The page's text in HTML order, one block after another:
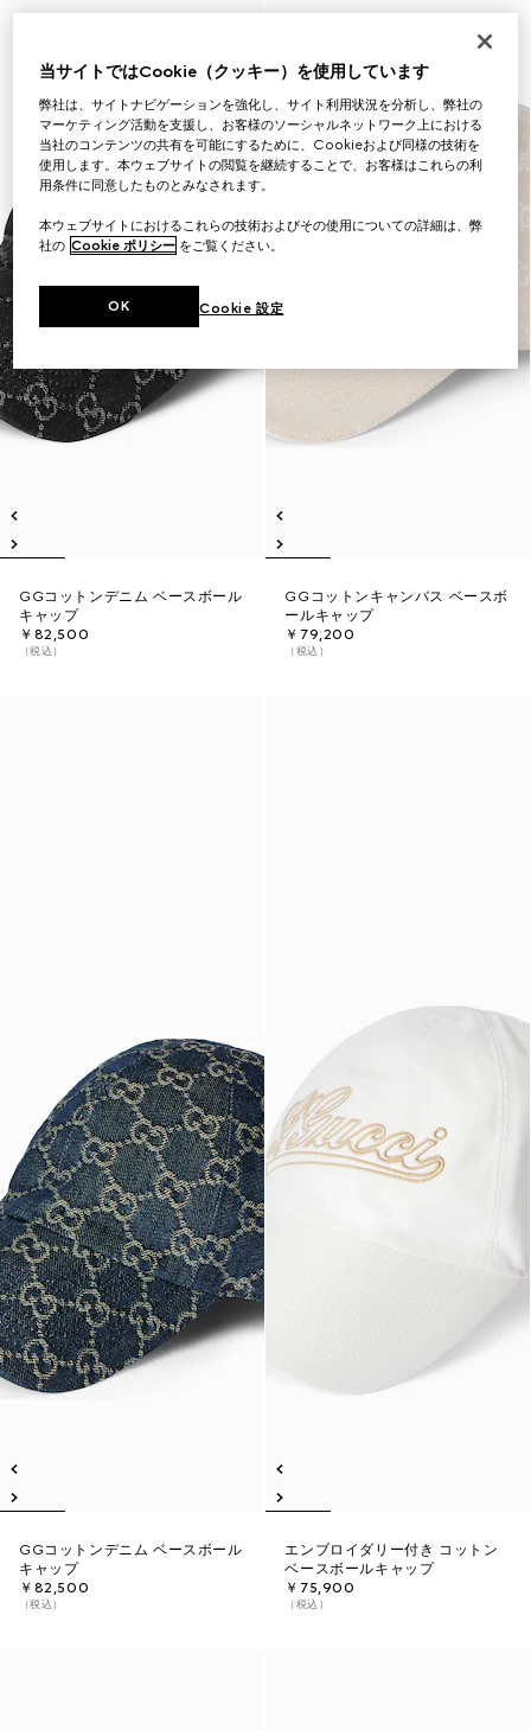
GGコットンデニム ベースボール
キャップ
￥82,500
（税込）
GGコットンキャンバス ベースボ
ールキャップ
￥79,200
（税込）
GGコットンデニム ベースボール
キャップ
￥82,500
（税込）
エンブロイダリー付き コットン
ベースボールキャップ
￥75,900
（税込）
当サイトではCookie（クッキー）を使用しています
弊社は、サイトナビゲーションを強化し、サイト利用状況を分析し、弊社の
マーケティング活動を支援し、お客様のソーシャルネットワーク上における
当社のコンテンツの共有を可能にするために、Cookieおよび同様の技術を
使用します。本ウェブサイトの閲覧を継続することで、お客様はこれらの利
用条件に同意したものとみなされます。
本ウェブサイトにおけるこれらの技術およびその使用についての詳細は、弊
社の Cookie ポリシー をご覧ください。
Cookie 設定
OK